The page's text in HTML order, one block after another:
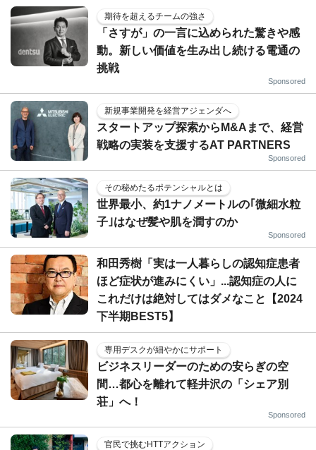
期待を超えるチームの強さ
「さすが」の一言に込められた驚きや感
動。新しい価値を生み出し続ける電通の
挑戦
Sponsored
新規事業開発を経営アジェンダへ
スタートアップ探索からM&Aまで、経営
戦略の実装を支援するAT PARTNERS
Sponsored
その秘めたるポテンシャルとは
世界最小、約1ナノメートルの｢微細水粒
子｣はなぜ髪や肌を潤すのか
Sponsored
和田秀樹「実は一人暮らしの認知症患者
ほど症状が進みにくい」...認知症の人に
これだけは絶対してはダメなこと【2024
下半期BEST5】
専用デスクが細やかにサポート
ビジネスリーダーのための安らぎの空
間…都心を離れて軽井沢の「シェア別
荘」へ！
Sponsored
官民で挑むHTTアクション